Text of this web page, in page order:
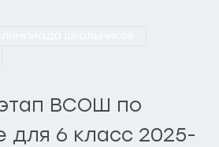
ВСОШ по
для 6 класс 2025-